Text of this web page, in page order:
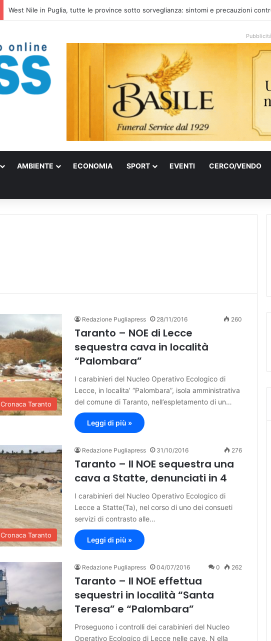
West Nile in Puglia, tutte le province sotto sorveglianza: sintomi e precauzioni
AMBIENTE ECONOMIA SPORT EVENTI CERCO/VENDO
Cronaca Taranto
Redazione Pugliapress 28/11/2016 260
Taranto – NOE di Lecce
sequestra cava in località
“Palombara”
I carabinieri del Nucleo Operativo Ecologico di
Lecce, in localita’ “Palombara”, isola amministrativa
del comune di Taranto, nell’espletamento di un…
Leggi di più »
Cronaca Taranto
Redazione Pugliapress 31/10/2016 276
Taranto – Il NOE sequestra una
cava a Statte, denunciati in 4
I carabinieri del Nucleo Operativo Ecologico di
Lecce a Statte(Ta), nel corso di uno dei consueti
servizi di contrasto alle…
Leggi di più »
Redazione Pugliapress 04/07/2016 0 262
Taranto – Il NOE effettua
sequestri in località “Santa
Teresa” e “Palombara”
Proseguono i controlli dei carabinieri del Nucleo
Operativo Ecologico di Lecce nelle cave. N ella